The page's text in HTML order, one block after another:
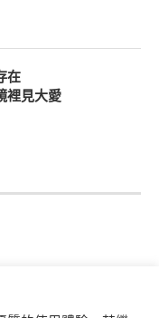
在
裡見大愛